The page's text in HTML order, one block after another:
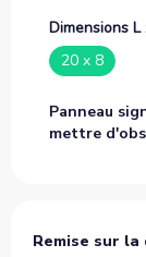
Dimensions L
20 x 8
Panneau
mettre
Remise sur